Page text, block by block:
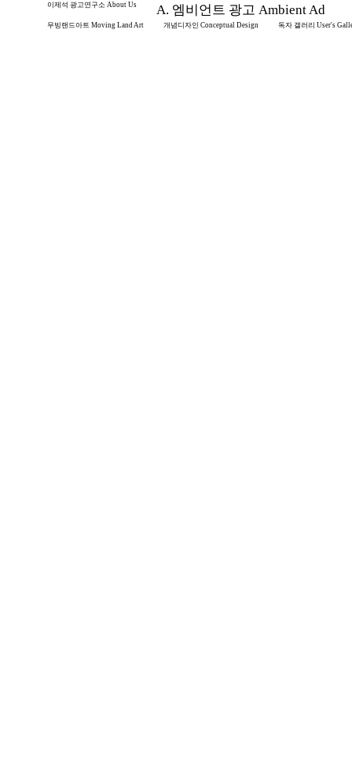
이제석 광고연구소 About Us A. 엠비언트 광고 Ambient Ad
무빙랜드아트 Moving Land Art 개념디자인 Conceptual Design 독자 갤러리 User's